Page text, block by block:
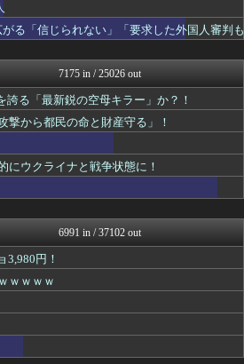
日本第一！ニュース録
反日愚国 恨寓瘻
NEWSまとめもりー｜2c...
かせまと！
おーるじゃんる
まとめたニュース
とりのまるやき（保守）
watch＠２ちゃんねる
痛いニュース(ﾉ∀`)
オレ的ゲーム速報＠刃
保守速報
黒マッチョニュース
モナニュース
みそパンNEWS
常識的に考えた
にゅーすアルー！
る「信じられない」「要求した外国人審判も
7175 in / 25026 out
る「最新鋭の空母キラー」か？！
から都民の命と財産守る」！
ウクライナと戦争状態に！
6991 in / 37102 out
3,980円！
ｗｗｗｗ